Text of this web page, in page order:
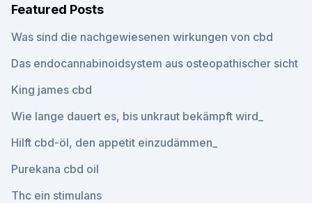
Featured Posts
Was sind die nachgewiesenen wirkungen von cbd
Das endocannabinoidsystem aus osteopathischer sicht
King james cbd
Wie lange dauert es, bis unkraut bekämpft wird_
Hilft cbd-öl, den appetit einzudämmen_
Purekana cbd oil
Thc ein stimulans